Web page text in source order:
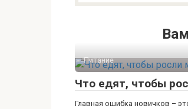
Питание
Что едят, чтобы
Главная ошибка новичков –